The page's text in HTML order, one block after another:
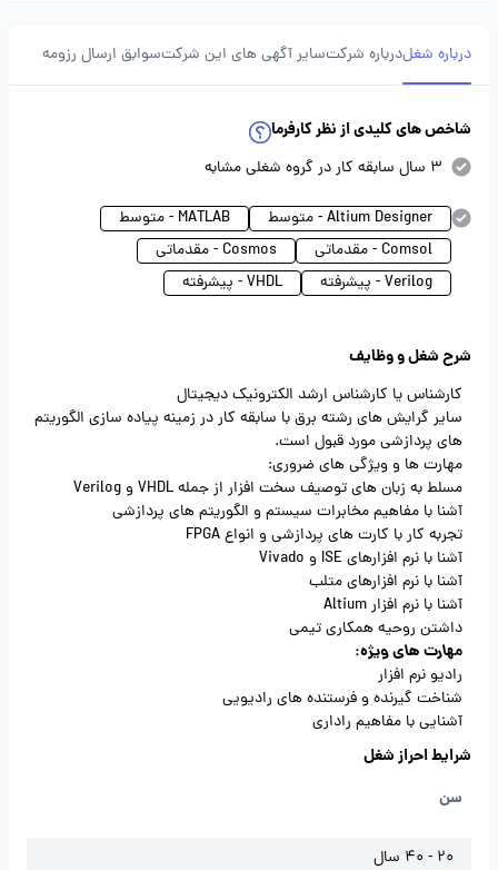
درباره شغلدرباره شرکتسایر آگهی های این شرکتسوابق ارسال رزومه
شاخص های کلیدی از نظر کارفرما
3 سال سابقه کار در گروه شغلی مشابه
Altium Designer - متوسط
MATLAB - متوسط
Comsol - مقدماتی
Cosmos - مقدماتی
Verilog - پیشرفته
VHDL - پیشرفته
شرح شغل و وظایف
کارشناس یا کارشناس ارشد الکترونیک دیجیتال
سایر گرایش های رشته برق با سابقه کار در زمینه پیاده سازی الگوریتم
های پردازشی مورد قبول است.
مهارت ها و ویژگی های ضروری:
مسلط به زبان های توصیف سخت افزار از جمله VHDL و Verilog
آشنا با مفاهیم مخابرات سیستم و الگوریتم های پردازشی
تجربه کار با کارت های پردازشی و انواع FPGA
آشنا با نرم افزارهای ISE و Vivado
آشنا با نرم افزارهای متلب
آشنا با نرم افزار Altium
داشتن روحیه همکاری تیمی
مهارت های ویژه:
رادیو نرم افزار
شناخت گیرنده و فرستنده های رادیویی
آشنایی با مفاهیم راداری
شرایط احراز شغل
سن
20 - 40 سال